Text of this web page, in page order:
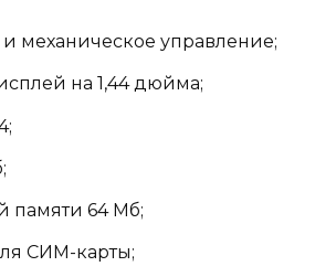
механическое управление;
на 1,44 дюйма;
памяти 64 Мб;
СИМ-карты;